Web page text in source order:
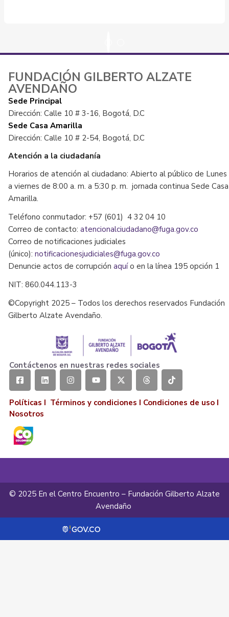
FUNDACIÓN GILBERTO ALZATE
AVENDAÑO
Sede Principal
Dirección: Calle 10 # 3-16, Bogotá, D.C
Sede Casa Amarilla
Dirección: Calle 10 # 2-54, Bogotá, D.C
Atención a la ciudadanía
Horarios de atención al ciudadano: Abierto al público de Lunes
a viernes de 8:00 a. m. a 5:30 p. m. jornada continua Sede Casa
Amarilla.
Teléfono conmutador: +57 (601) 4 32 04 10
Correo de contacto: atencionalciudadano@fuga.gov.co
Correo de notificaciones judiciales
(único): notificacionesjudiciales@fuga.gov.co
Denuncie actos de corrupción aquío en la línea 195 opción 1
NIT: 860.044.113-3
©Copyright 2025 – Todos los derechos reservados Fundación
Gilberto Alzate Avendaño.
Contáctenos en nuestras redes sociales
Políticas I Términos y condiciones I Condiciones de uso I
Nosotros
© 2025 En el Centro Encuentro – Fundación Gilberto Alzate
Avendaño